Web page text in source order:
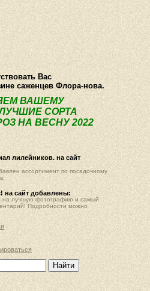
Фотогалерея Статьи Опт
Вас
саженцев Флора-нова.
ВАШЕМУ
СОРТА
НА ВЕСНУ 2022
лилейников. на сайт
ассортимент по посадочному
на сайт добавлены:
на лучшую фотографию и самый
Подробности можно